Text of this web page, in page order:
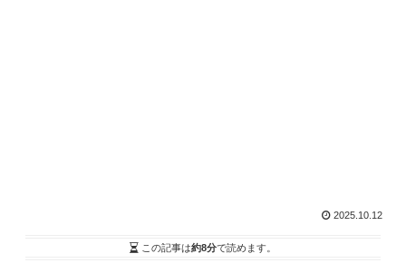
2025.10.12
この記事は約8分で読めます。